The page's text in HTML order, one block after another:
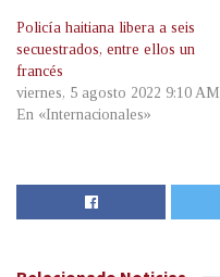
Policía haitiana libera a seis
secuestrados, entre ellos un
francés
viernes, 5 agosto 2022 9:10 AM
En «Internacionales»